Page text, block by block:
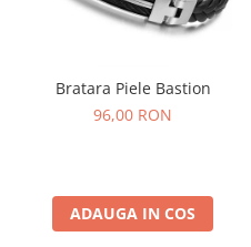
Bratara Piele Bastion
96,00 RON
ADAUGA IN COS